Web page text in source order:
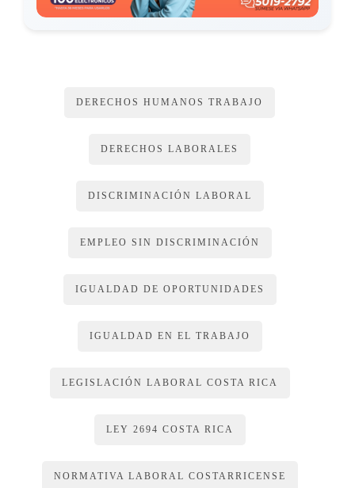
DERECHOS HUMANOS TRABAJO
DERECHOS LABORALES
DISCRIMINACIÓN LABORAL
EMPLEO SIN DISCRIMINACIÓN
IGUALDAD DE OPORTUNIDADES
IGUALDAD EN EL TRABAJO
LEGISLACIÓN LABORAL COSTA RICA
LEY 2694 COSTA RICA
NORMATIVA LABORAL COSTARRICENSE